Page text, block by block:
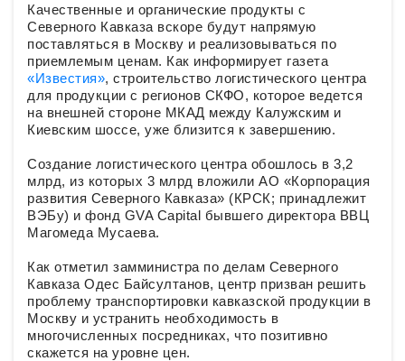
Качественные и органические продукты с
Северного Кавказа вскоре будут напрямую
поставляться в Москву и реализовываться по
приемлемым ценам. Как информирует газета
«Известия», строительство логистического центра
для продукции с регионов СКФО, которое ведется
на внешней стороне МКАД между Калужским и
Киевским шоссе, уже близится к завершению.
Создание логистического центра обошлось в 3,2
млрд, из которых 3 млрд вложили АО «Корпорация
развития Северного Кавказа» (КРСК; принадлежит
ВЭБу) и фонд GVA Capital бывшего директора ВВЦ
Магомеда Мусаева.
Как отметил замминистра по делам Северного
Кавказа Одес Байсултанов, центр призван решить
проблему транспортировки кавказской продукции в
Москву и устранить необходимость в
многочисленных посредниках, что позитивно
скажется на уровне цен.